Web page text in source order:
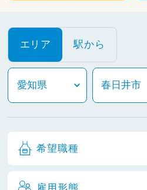
エリア 駅から
希望職種